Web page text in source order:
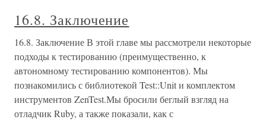
16.8. Заключение
16.8. Заключение В этой главе мы рассмотрели некоторые
подходы к тестированию (преимущественно, к
автономному тестированию компонентов). Мы
познакомились с библиотекой Test::Unit и комплектом
инструментов ZenTest.Мы бросили беглый взгляд на
отладчик Ruby, а также показали, как с